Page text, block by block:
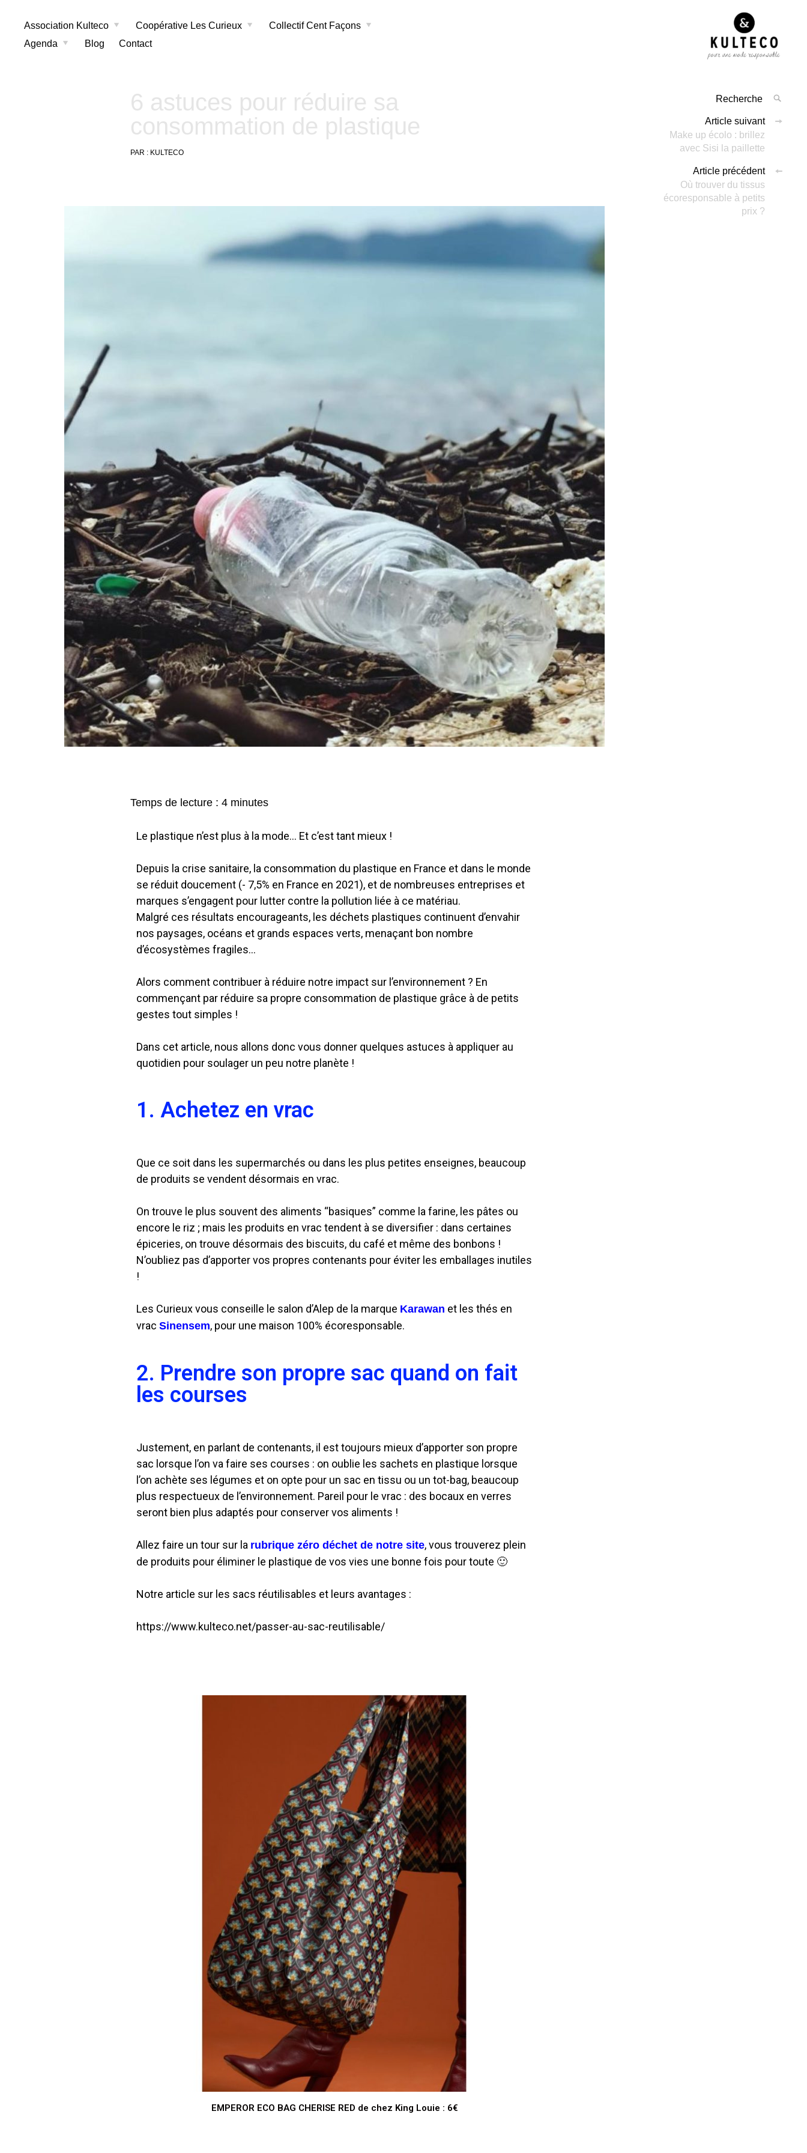
Association Kulteco Coopérative Les Curieux
Collectif Cent Façons
Agenda
Blog Contact
6 astuces pour réduire sa
consommation de plastique
PAR : KULTECO
Temps de lecture : 4 minutes
Le plastique n’est plus à la mode… Et c’est tant mieux !
Depuis la crise sanitaire, la consommation du plastique en France et dans le monde
se réduit doucement (- 7,5% en France en 2021), et de nombreuses entreprises et
marques s’engagent pour lutter contre la pollution liée à ce matériau.
Malgré ces résultats encourageants, les déchets plastiques continuent d’envahir
nos paysages, océans et grands espaces verts, menaçant bon nombre
d’écosystèmes fragiles…
Alors comment contribuer à réduire notre impact sur l’environnement ? En
commençant par réduire sa propre consommation de plastique grâce à de petits
gestes tout simples !
Dans cet article, nous allons donc vous donner quelques astuces à appliquer au
quotidien pour soulager un peu notre planète !
1. Achetez en vrac
Que ce soit dans les supermarchés ou dans les plus petites enseignes, beaucoup
de produits se vendent désormais en vrac.
On trouve le plus souvent des aliments “basiques” comme la farine, les pâtes ou
encore le riz ; mais les produits en vrac tendent à se diversifier : dans certaines
épiceries, on trouve désormais des biscuits, du café et même des bonbons !
N’oubliez pas d’apporter vos propres contenants pour éviter les emballages inutiles
!
Les Curieux vous conseille le salon d’Alep de la marque Karawan et les thés en
vrac Sinensem, pour une maison 100% écoresponsable.
2. Prendre son propre sac quand on fait
les courses
Justement, en parlant de contenants, il est toujours mieux d’apporter son propre
sac lorsque l’on va faire ses courses : on oublie les sachets en plastique lorsque
l’on achète ses légumes et on opte pour un sac en tissu ou un tot-bag, beaucoup
plus respectueux de l’environnement. Pareil pour le vrac : des bocaux en verres
seront bien plus adaptés pour conserver vos aliments !
Allez faire un tour sur la rubrique zéro déchet de notre site, vous trouverez plein
de produits pour éliminer le plastique de vos vies une bonne fois pour toute 🙂
Notre article sur les sacs réutilisables et leurs avantages :
https://www.kulteco.net/passer-au-sac-reutilisable/
EMPEROR ECO BAG CHERISE RED de chez King Louie : 6€
Article suivant
Make up écolo : brillez
avec Sisi la paillette
Article précédent
Où trouver du tissus
écoresponsable à petits
prix ?